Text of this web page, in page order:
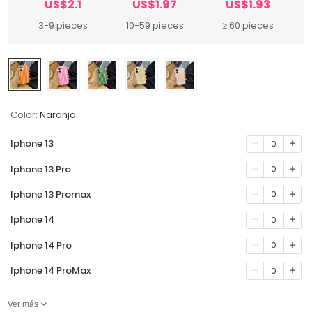
US$2.1
3-9 pieces
US$1.97
10-59 pieces
US$1.93
≥ 60 pieces
Color: Naranja
Iphone 13 0
Iphone 13 Pro 0
Iphone 13 Promax 0
Iphone 14 0
Iphone 14 Pro 0
Iphone 14 ProMax 0
Ver más